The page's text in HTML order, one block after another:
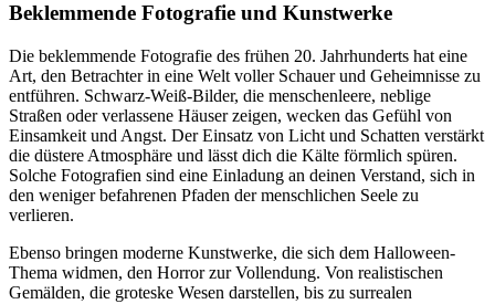
Beklemmende Fotografie und Kunstwerke
Die beklemmende Fotografie des frühen 20. Jahrhunderts hat eine
Art, den Betrachter in eine Welt voller Schauer und Geheimnisse zu
entführen. Schwarz-Weiß-Bilder, die menschenleere, neblige
Straßen oder verlassene Häuser zeigen, wecken das Gefühl von
Einsamkeit und Angst. Der Einsatz von Licht und Schatten verstärkt
die düstere Atmosphäre und lässt dich die Kälte förmlich spüren.
Solche Fotografien sind eine Einladung an deinen Verstand, sich in
den weniger befahrenen Pfaden der menschlichen Seele zu
verlieren.
Ebenso bringen moderne Kunstwerke, die sich dem Halloween-
Thema widmen, den Horror zur Vollendung. Von realistischen
Gemälden, die groteske Wesen darstellen, bis zu surrealen